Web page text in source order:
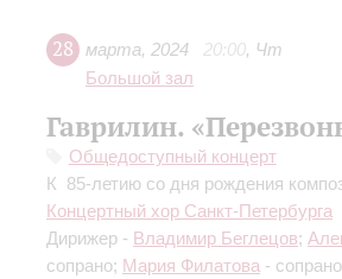
28 марта, 2024 20:00, Чт
Большой зал
Гаврилин.
Общедоступный концерт
К 85-летию со дня рождения
Концертный хор Санкт-Петербурга
Дирижер - Владимир Беглецов;
сопрано; Мария Филатова -